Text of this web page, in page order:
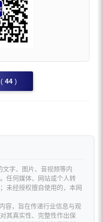
44 )
文字、图片、音视频等内
任何媒体、网站或个人转
未经授权擅自使用的，本网
容，旨在传递行业信息与观
其真实性、完整性作出保